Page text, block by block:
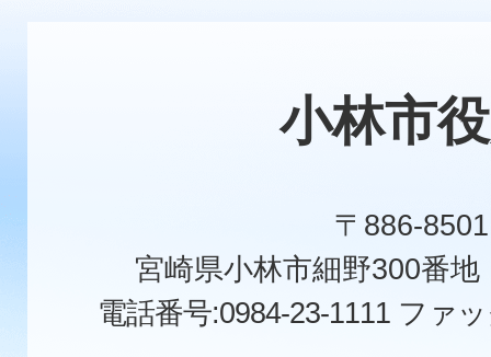
小林市
〒886-8501
宮崎県小林市細野300番
電話番号:0984-23-1111 ファ